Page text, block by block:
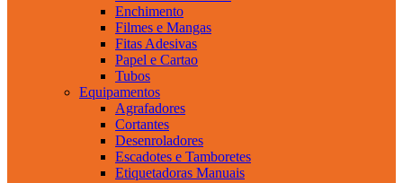
Enchimento
Filmes e Mangas
Fitas Adesivas
Papel e Cartao
Tubos
Equipamentos
Agrafadores
Cortantes
Desenroladores
Escadotes e Tamboretes
Etiquetadoras Manuais